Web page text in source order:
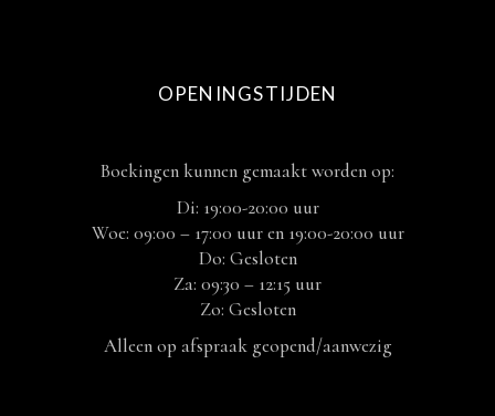
OPENINGSTIJDEN
Boekingen kunnen gemaakt worden op:
Di: 19:00-20:00 uur
Woe: 09:00 – 17:00 uur en 19:00-20:00 uur
Do: Gesloten
Za: 09:30 – 12:15 uur
Zo: Gesloten
Alleen op afspraak geopend/aanwezig